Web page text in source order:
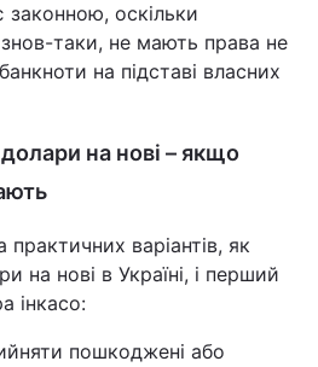
законною, оскільки
знов-таки, не мають права не
на підставі власних
на нові – якщо
варіантів, як
на нові в Україні, і перший
інкасо:
пошкоджені або